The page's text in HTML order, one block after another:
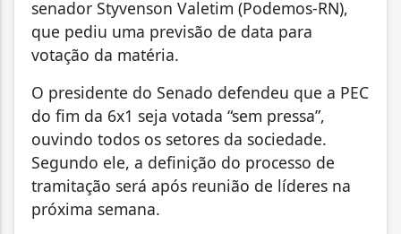
senador Styvenson Valetim (Podemos-RN),
que pediu uma previsão de data para
votação da matéria.
O presidente do Senado defendeu que a PEC
do fim da 6x1 seja votada “sem pressa”,
ouvindo todos os setores da sociedade.
Segundo ele, a definição do processo de
tramitação será após reunião de líderes na
próxima semana.